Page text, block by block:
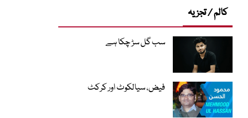
کالم / تجزیہ
سب گل سڑ چکا ہے
فیض، سیالکوٹ اور کرکٹ